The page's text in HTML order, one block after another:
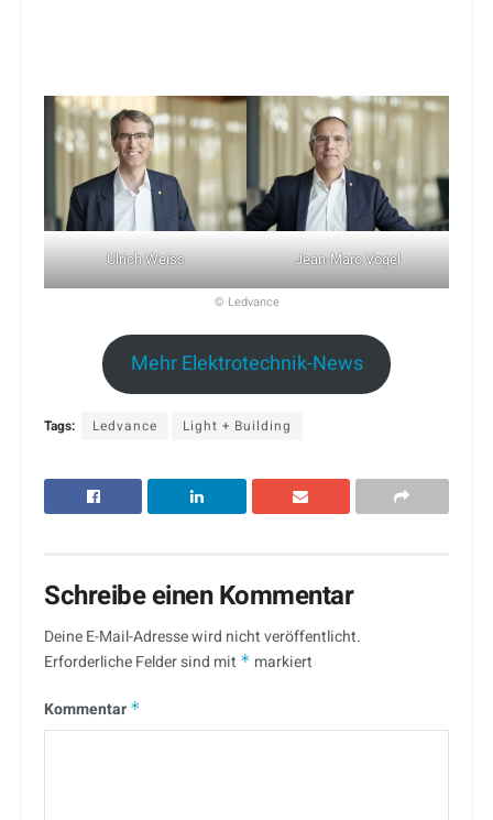
Ulrich Weiss Jean-Marc Vogel
© Ledvance
Mehr Elektrotechnik-News
Tags: Ledvance Light + Building
Schreibe einen Kommentar
Deine E-Mail-Adresse wird nicht veröffentlicht.
Erforderliche Felder sind mit * markiert
Kommentar *